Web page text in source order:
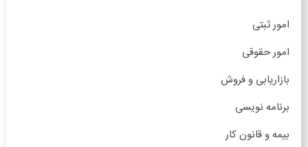
امور ثبتی
امور حقوقی
بازاریابی و فروش
برنامه نویسی
بیمه و قانون کار